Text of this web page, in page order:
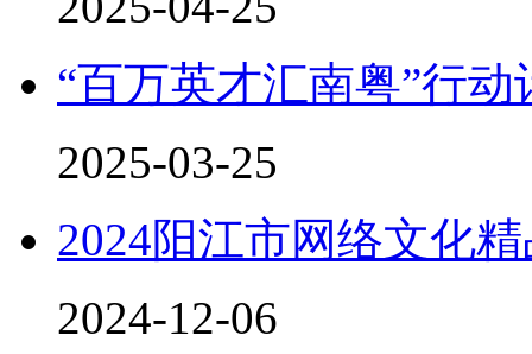
“百万英才汇南粤”行
2025-03-25
2024阳江市网络文化
2024-12-06